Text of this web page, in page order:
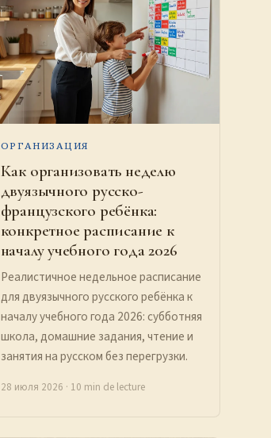
ОРГАНИЗАЦИЯ
Как организовать неделю
двуязычного русско-
французского ребёнка:
конкретное расписание к
началу учебного года 2026
Реалистичное недельное расписание
для двуязычного русского ребёнка к
началу учебного года 2026: субботняя
школа, домашние задания, чтение и
занятия на русском без перегрузки.
28 июля 2026 · 10 min de lecture